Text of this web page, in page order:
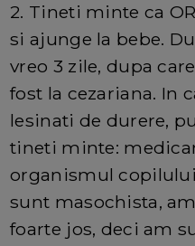
2. Tineti minte ca
si ajunge la bebe.
vreo 3 zile, dupa
fost la cezariana. In
lesinati de durere,
tineti minte:
organismul
sunt masochista,
foarte jos, deci am